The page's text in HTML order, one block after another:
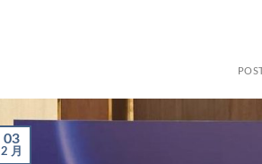
03
2 月